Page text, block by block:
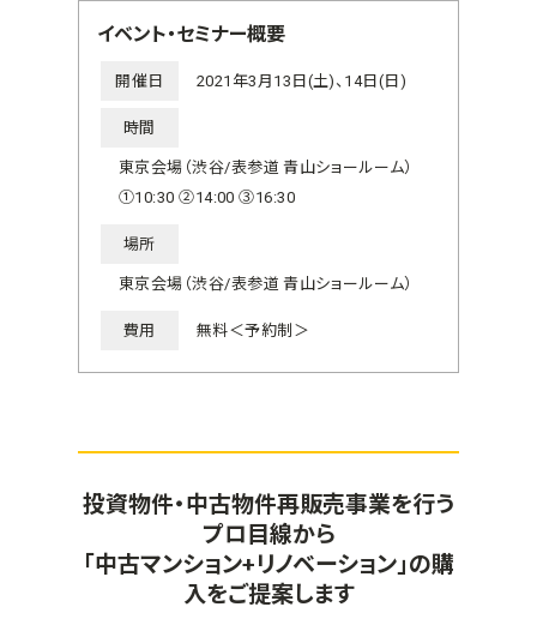
イベント・セミナー概要
開催日 2021年3月13日(土)、14日(日)
時間
東京会場（渋谷/表参道 青山ショールーム）
①10:30 ②14:00 ③16:30
場所
東京会場（渋谷/表参道 青山ショールーム）
費用 無料＜予約制＞
投資物件・中古物件再販売事業を行う
プロ目線から
「中古マンション+リノベーション」の購
入をご提案します